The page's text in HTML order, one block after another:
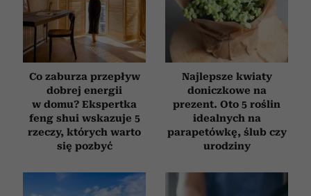
Co zaburza przepływ
dobrej energii
w domu? Ekspertka
feng shui wskazuje 5
rzeczy, których warto
się pozbyć
Najlepsze kwiaty
doniczkowe na
prezent. Oto 5 roślin
idealnych na
parapetówkę, ślub czy
urodziny